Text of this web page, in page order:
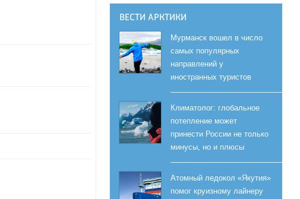
ВЕСТИ АРКТИКИ
Мурманск вошел в число
самых популярных
направлений у
иностранных туристов
Климатолог: глобальное
потепление может
принести России не только
минусы, но и плюсы
Атомный ледокол «Якутия»
помог круизному лайнеру